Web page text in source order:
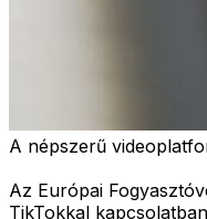
A népszerű
Az Európai
TikTokkal